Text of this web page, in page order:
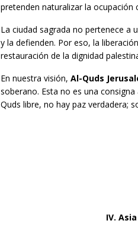
pretenden naturalizar la
La ciudad sagrada no pertenece a
y la defienden. Por eso, la
restauración de la dignidad
En nuestra visión, Al-Quds
soberano. Esta no es una
Quds libre, no hay paz verdadera;
IV.